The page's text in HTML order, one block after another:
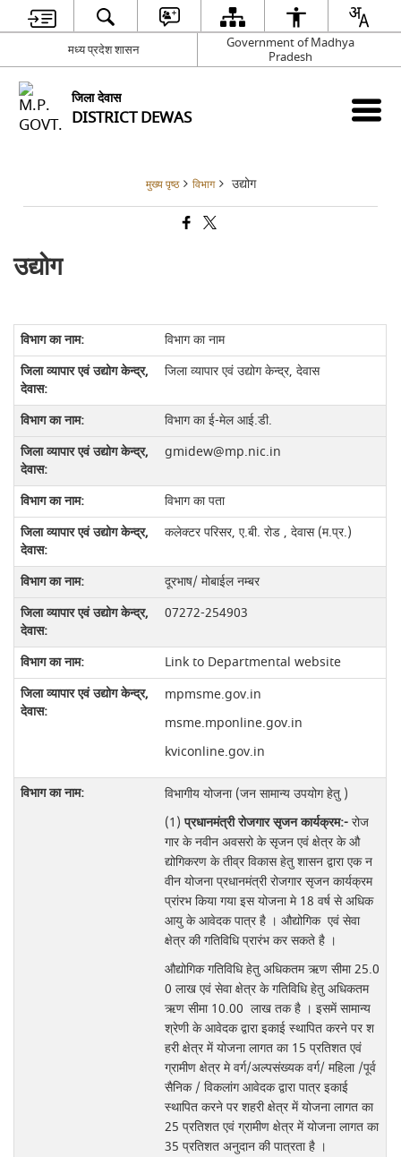
मध्य प्रदेश शासन
Government of Madhya
Pradesh
जिला देवास
DISTRICT DEWAS
मुख्य पृष्ठ विभाग उद्योग
उद्योग
विभाग का नाम
जिला व्‍यापार एवं उद्योग केन्‍द्र, देवास
विभाग का ई-मेल आई.डी.
gmidew@mp.nic.in
विभाग का पता
कलेक्‍टर परिसर, ए.बी. रोड , देवास (म.प्र.)
दूरभाष/ मोबाईल नम्‍बर
07272-254903
Link to Departmental website
mpmsme.gov.in
msme.mponline.gov.in
kviconline.gov.in
विभागीय योजना (जन सामान्‍य उपयोग हेतु )
(1)प्रधानमंत्री रोजगार सृजन कार्यक्रम:-रोज
गार के नवीन अवसरो के सृजन एवं क्षेत्र के औ
द्योगिकरण के तीव्र विकास हेतु शासन द्वारा एक न
वीन योजना प्रधानमंत्री रोजगार सृजन कार्यक्रम
प्रांरभ किया गया इस योजना मे 18 वर्ष से अधिक
आयु के आवेदक पात्र है । औद्योगिक एवं सेवा
क्षेत्र की गतिविधि प्रारंभ कर सकते है ।
औद्योगिक गतिविधि हेतु अधिकतम ऋण सीमा 25.0
0 लाख एवं सेवा क्षेत्र के गतिविधि हेतु अधिकतम
ऋण सीमा 10.00 लाख तक है । इसमें सामान्‍य
श्रेणी के आवेदक द्वारा इकाई स्‍थापित करने पर श
हरी क्षेत्र में योजना लागत का 15 प्रतिशत एवं
ग्रामीण क्षेत्र मे वर्ग/अल्‍पसंख्‍यक वर्ग/ महिला /पूर्व
सैनिक / विकलांग आवेदक द्वारा पात्र इकाई
स्‍थापित करने पर शहरी क्षेत्र में योजना लागत का
25 प्रतिशत एवं ग्रामीण क्षेत्र में योजना लागत का
35 प्रतिशत अनुदान की पात्रता है ।